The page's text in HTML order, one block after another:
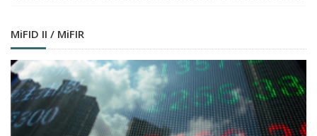
MiFID II / MiFIR